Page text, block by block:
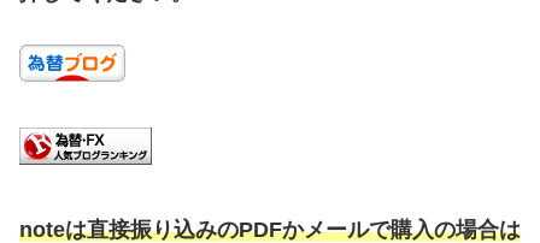
noteは直接振り込みのPDFかメールで購入の場合は